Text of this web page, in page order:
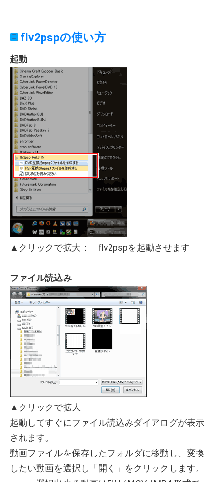
flv2pspの使い方
起動
▲クリックで拡大： flv2pspを起動させます
ファイル読込み
▲クリックで拡大
起動してすぐにファイル読込みダイアログが表示
されます。
動画ファイルを保存したフォルダに移動し、変換
したい動画を選択し「開く」をクリックします。